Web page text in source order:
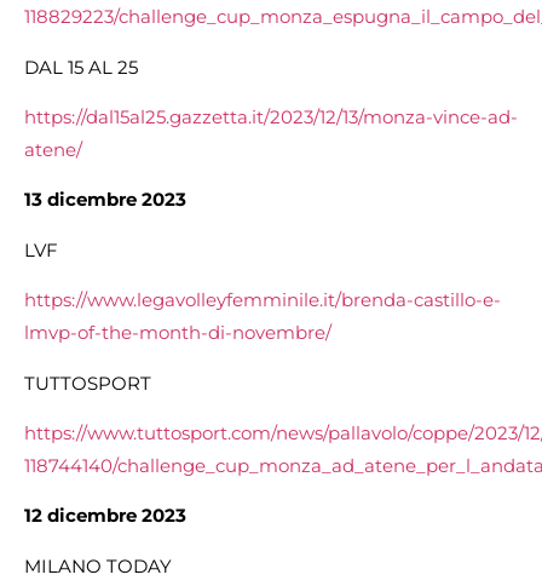
118829223/
DAL 15 AL 25
https://dal15al25.gazzetta.it/2023/12/13/monza-vince-ad-
atene/
13 dicembre 2023
LVF
https://www.legavolleyfemminile.it/brenda-castillo-e-
lmvp-of-the-month-di-novembre/
TUTTOSPORT
https://www.tuttosport.com/news/pallavolo/coppe/2023/
118744140/
12 dicembre 2023
MILANO TODAY